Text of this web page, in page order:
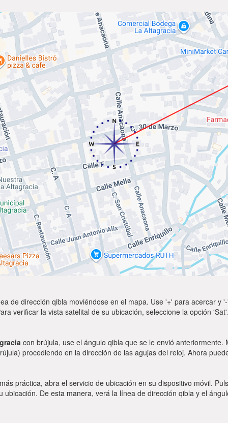
de dirección qibla moviéndose en el mapa. Use '+' para acercar y
verificar la vista satelital de su ubicación, seleccione la opción
con brújula, use el ángulo qibla que se le envió
procediendo en la dirección de las agujas del reloj. Ahora
práctica, abra el servicio de ubicación en su dispositivo móvil.
De esta manera, verá la línea de dirección qibla y el